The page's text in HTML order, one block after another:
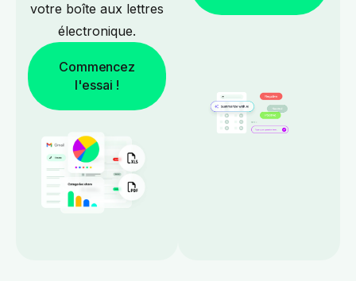
votre boîte aux lettres
électronique.
Commencez
l'essai !